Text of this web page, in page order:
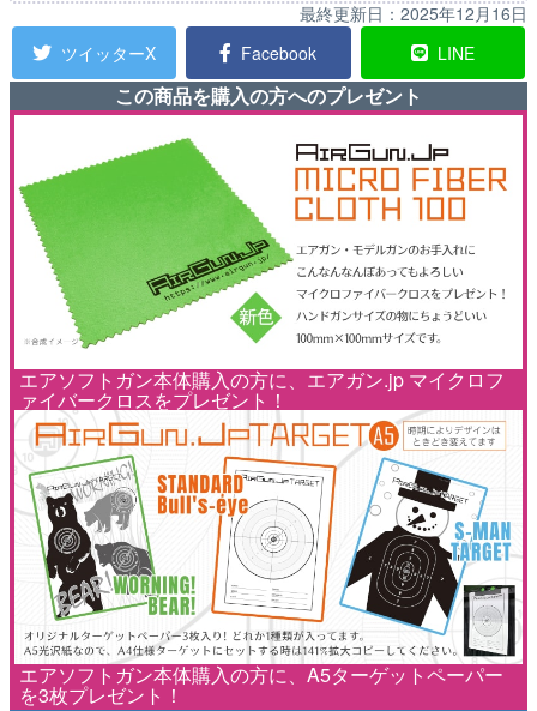
最終更新日： 2025年12月16日
ツイッターX
Facebook LINE
この商品を購入の方へのプレゼント
エアソフトガン本体購入の方に、エアガン.jp マイクロフ
ァイバークロスをプレゼント！
エアソフトガン本体購入の方に、A5ターゲットペーパー
を3枚プレゼント！